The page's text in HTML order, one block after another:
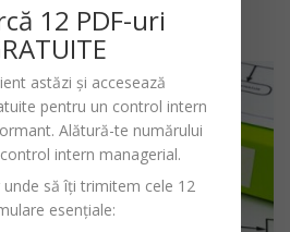
ă 12 PDF-uri
astăzi și accesează
pentru un control intern
. Alătură-te numărului
intern managerial.
unde să îți trimitem cele 12
esențiale: